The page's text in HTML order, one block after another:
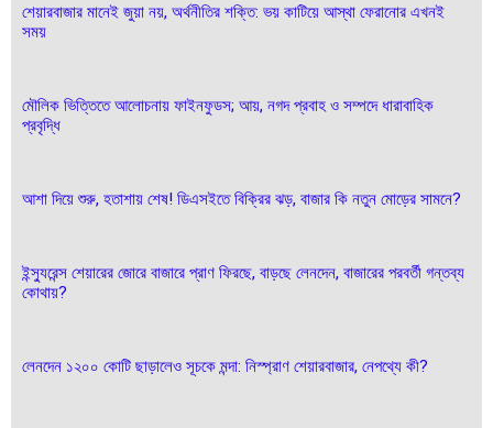
শেয়ারবাজার মানেই জুয়া নয়, অর্থনীতির শক্তি: ভয় কাটিয়ে আস্থা ফেরানোর এখনই
সময়
মৌলিক ভিত্তিতে আলোচনায় ফাইনফুডস; আয়, নগদ প্রবাহ ও সম্পদে ধারাবাহিক
প্রবৃদ্ধি
আশা দিয়ে শুরু, হতাশায় শেষ! ডিএসইতে বিক্রির ঝড়, বাজার কি নতুন মোড়ের সামনে?
ইন্স্যুরেন্স শেয়ারের জোরে বাজারে প্রাণ ফিরছে, বাড়ছে লেনদেন, বাজারের পরবর্তী গন্তব্য
কোথায়?
লেনদেন ১২০০ কোটি ছাড়ালেও সূচকে মন্দা: নিস্প্রাণ শেয়ারবাজার, নেপথ্যে কী?